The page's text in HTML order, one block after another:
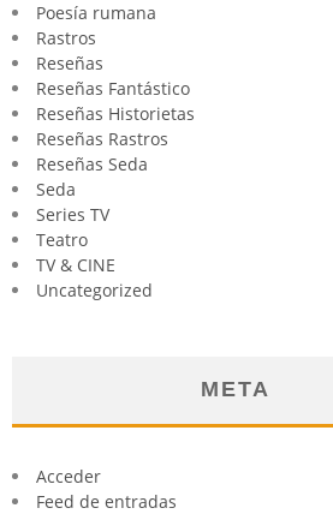
Poesía rumana
Rastros
Reseñas
Reseñas Fantástico
Reseñas Historietas
Reseñas Rastros
Reseñas Seda
Seda
Series TV
Teatro
TV & CINE
Uncategorized
META
Acceder
Feed de entradas